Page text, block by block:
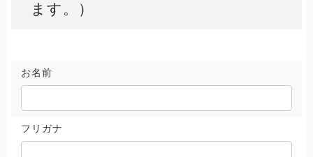
ます。）
お名前
フリガナ